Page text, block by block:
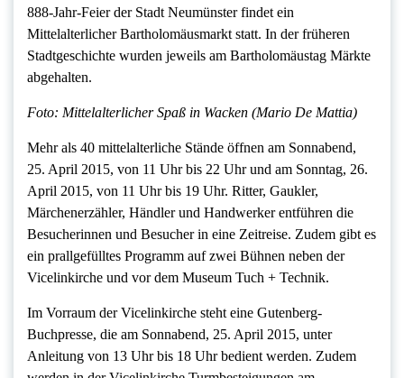
888-Jahr-Feier der Stadt Neumünster findet ein
Mittelalterlicher Bartholomäusmarkt statt. In der früheren
Stadtgeschichte wurden jeweils am Bartholomäustag Märkte
abgehalten.
Foto: Mittelalterlicher Spaß in Wacken (Mario De Mattia)
Mehr als 40 mittelalterliche Stände öffnen am Sonnabend,
25. April 2015, von 11 Uhr bis 22 Uhr und am Sonntag, 26.
April 2015, von 11 Uhr bis 19 Uhr. Ritter, Gaukler,
Märchenerzähler, Händler und Handwerker entführen die
Besucherinnen und Besucher in eine Zeitreise. Zudem gibt es
ein prallgefülltes Programm auf zwei Bühnen neben der
Vicelinkirche und vor dem Museum Tuch + Technik.
Im Vorraum der Vicelinkirche steht eine Gutenberg-
Buchpresse, die am Sonnabend, 25. April 2015, unter
Anleitung von 13 Uhr bis 18 Uhr bedient werden. Zudem